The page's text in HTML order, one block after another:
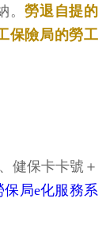
。勞退自提的
保險局的勞工
健保卡卡號＋
保局e化服務系